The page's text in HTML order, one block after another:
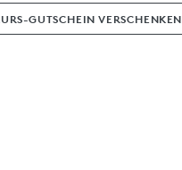
GUTSCHEIN VERSCHENKEN